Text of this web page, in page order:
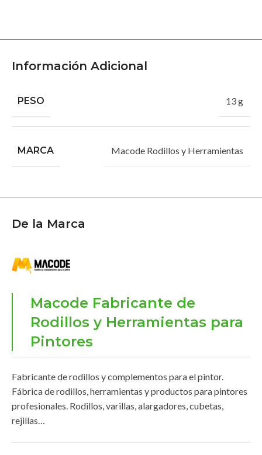
Información Adicional
PESO 13 g
MARCA Macode Rodillos y Herramientas
De la Marca
Macode Fabricante de
Rodillos y Herramientas para
Pintores
Fabricante de rodillos y complementos para el pintor.
Fábrica de rodillos, herramientas y productos para pintores
profesionales. Rodillos, varillas, alargadores, cubetas,
rejillas…